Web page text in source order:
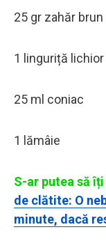
25 gr zahăr brun
1 linguriță
25 ml coniac
1 lămâie
S-ar putea să
de clătite: O
minute, dacă